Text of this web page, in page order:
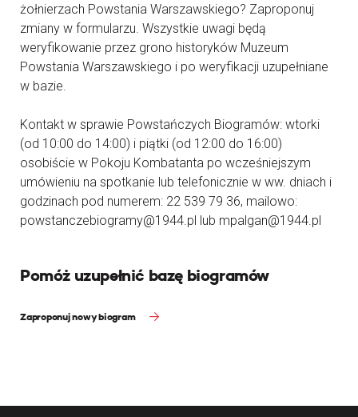
żołnierzach Powstania Warszawskiego? Zaproponuj
zmiany w formularzu. Wszystkie uwagi będą
weryfikowanie przez grono historyków Muzeum
Powstania Warszawskiego i po weryfikacji uzupełniane
w bazie.
Kontakt w sprawie Powstańczych Biogramów: wtorki
(od 10:00 do 14:00) i piątki (od 12:00 do 16:00)
osobiście w Pokoju Kombatanta po wcześniejszym
umówieniu na spotkanie lub telefonicznie w ww. dniach i
godzinach pod numerem: 22 539 79 36, mailowo:
powstanczebiogramy@1944.pl lub mpalgan@1944.pl
Pomóż uzupełnić bazę biogramów
Zaproponuj nowy biogram